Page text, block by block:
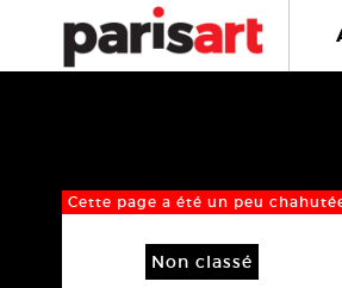
Cette page a été un peu
Non classé